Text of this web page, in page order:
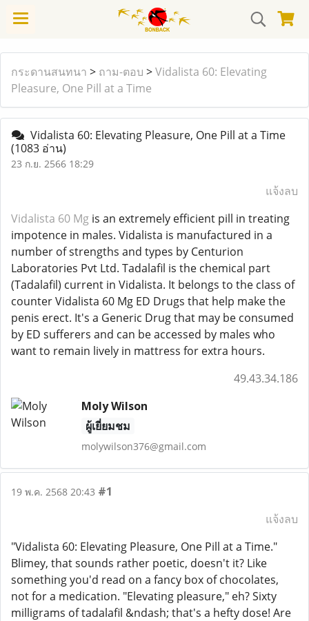
กระดานสนทนา > ถาม-ตอบ >Vidalista 60: Elevating
Pleasure, One Pill at a Time
Vidalista 60: Elevating Pleasure, One Pill at a Time
(1083 อ่าน)
23 ก.ย. 2566 18:29
แจ้งลบ
Vidalista 60 Mg is an extremely efficient pill in treating
impotence in males. Vidalista is manufactured in a
number of strengths and types by Centurion
Laboratories Pvt Ltd. Tadalafil is the chemical part
(Tadalafil) current in Vidalista. It belongs to the class of
counter Vidalista 60 Mg ED Drugs that help make the
penis erect. It's a Generic Drug that may be consumed
by ED sufferers and can be accessed by males who
want to remain lively in mattress for extra hours.
49.43.34.186
Moly Wilson
ผู้เยี่ยมชม
molywilson376@gmail.com
19 พ.ค. 2568 20:43 #1
แจ้งลบ
"Vidalista 60: Elevating Pleasure, One Pill at a Time."
Blimey, that sounds rather poetic, doesn't it? Like
something you'd read on a fancy box of chocolates,
not for a medication. "Elevating pleasure," eh? Sixty
milligrams of tadalafil &ndash; that's a hefty dose! Are